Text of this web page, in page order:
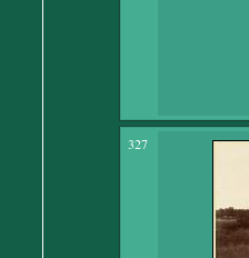
327